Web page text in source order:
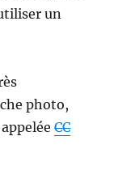
un
photo,
appeléeCC